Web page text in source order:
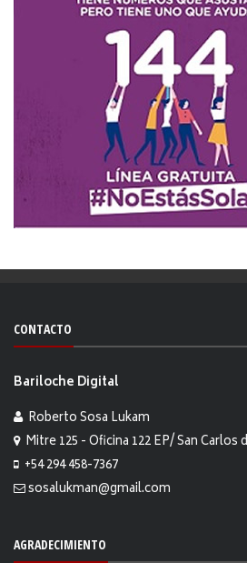
CONTACTO
Bariloche Digital
Roberto Sosa Lukam
Mitre 125 - Oficina 122 EP/ San Carlos
+54 294 458-7367
sosalukman@gmail.com
AGRADECIMIENTO